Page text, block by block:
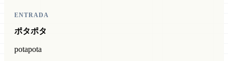
ENTRADA
ポタポタ
potapota